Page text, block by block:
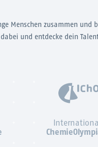
Menschen zusammen und
und entdecke dein